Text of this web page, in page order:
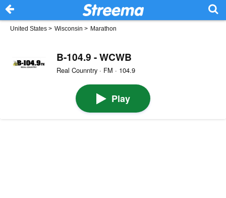
United States > Wisconsin > Marathon
B-104.9 - WCWB
Real Counntry · FM · 104.9
Play